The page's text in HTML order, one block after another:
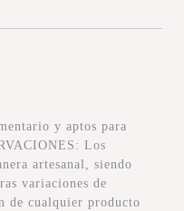
y aptos para
Los
artesanal, siendo
variaciones de
de cualquier producto